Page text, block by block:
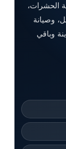
الحشرات،
وصيانة
وباقي